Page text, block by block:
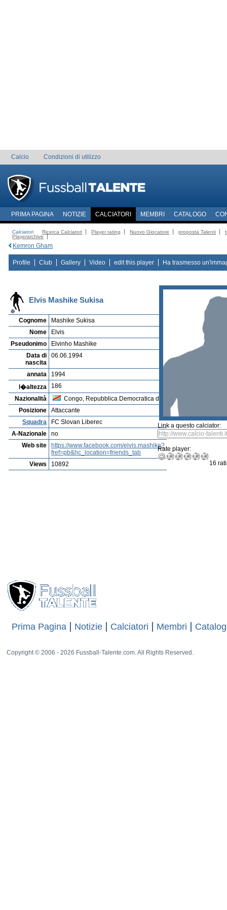
Calcio Condizioni di utilizzo
PRIMA PAGINA NOTIZIE CALCIATORI MEMBRI CATALOGO
Calciatori Ricerca Calciatori Player rating Nuovo Giocatore proposta Talenti
Playerarchive
Kemron Gham
Profile Club Gallery Video edit this player Ha trasmesso
Elvis Mashike Sukisa
Cognome
Mashike Sukisa
Nome
Elvis
Pseudonimo
Elvinho Mashike
Data di
nascita
06.06.1994
annata
1994
l�altezza
186
Nazionalità
Congo, Repubblica Democratica del
Posizione
Attaccante
Squadra
FC Slovan Liberec
A-Nazionale
no
Web site
https://www.facebook.com/elvis.mashike?
fref=pb&hc_location=friends_tab
Views
10892
Link a questo calciator:
Rate player:
16
Prima Pagina Notizie Calciatori Membri
Copyright © 2006 - 2026 Fussball-Talente.com. All Rights Reserved.